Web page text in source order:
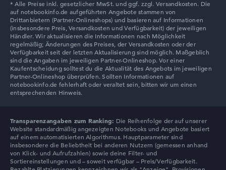
Transparenzangaben zum Ranking: Die Reihenfolge der auf unserer
Website standardmäßig angezeigten Notebooks und Angebote basiert
auf einem automatisierten Algorithmus. Hauptparameter sind
insbesondere die Beliebtheit bei anderen Nutzern (gemessen anhand
von Klick- und Aufrufzahlen) sowie deine Filter- und
Sortiereinstellungen und – soweit verfügbar – Preis/Verfügbarkeit.